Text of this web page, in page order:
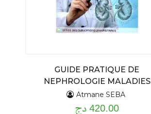
GUIDE PRATIQUE DE
NEPHROLOGIE MALADIES
GLOMERULAIRES
Atmane SEBA
420.00 دج